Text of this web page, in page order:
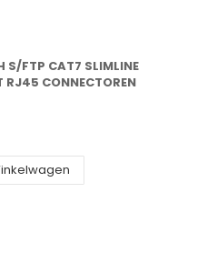
S/FTP CAT7 SLIMLINE
RJ45 CONNECTOREN